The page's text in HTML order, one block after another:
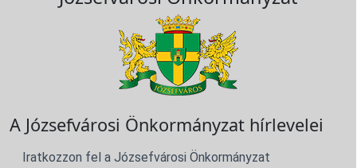
A Józsefvárosi Önkormányzat hírlevelei
Iratkozzon fel a Józsefvárosi Önkormányzat